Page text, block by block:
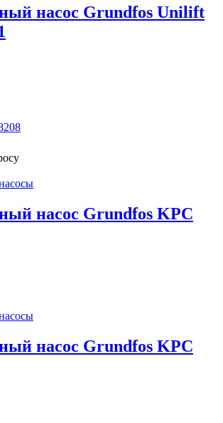
насос Grundfos Unilift
насос Grundfos KPC
насос Grundfos KPC